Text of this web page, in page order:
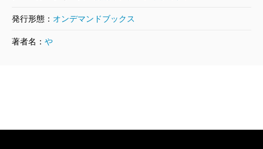
発行形態： オンデマンドブックス
著者名： や